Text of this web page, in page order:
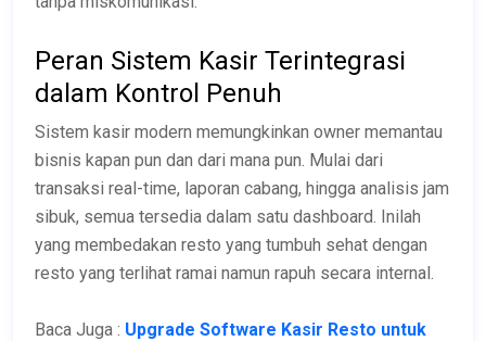
Peran Sistem Kasir Terintegrasi
dalam Kontrol Penuh
Sistem kasir modern memungkinkan owner memantau
bisnis kapan pun dan dari mana pun. Mulai dari
transaksi real-time, laporan cabang, hingga analisis jam
sibuk, semua tersedia dalam satu dashboard. Inilah
yang membedakan resto yang tumbuh sehat dengan
resto yang terlihat ramai namun rapuh secara internal.
Baca Juga : Upgrade Software Kasir Resto untuk